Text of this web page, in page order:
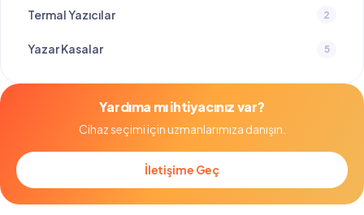
Termal Yazıcılar 2
Yazar Kasalar 5
Yardıma mı ihtiyacınız var?
Cihaz seçimi için uzmanlarımıza danışın.
İletişime Geç